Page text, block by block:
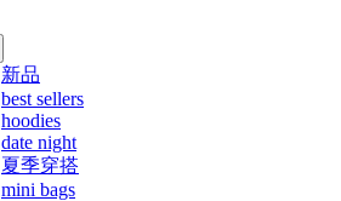
新品
best sellers
hoodies
date night
夏季穿搭
mini bags